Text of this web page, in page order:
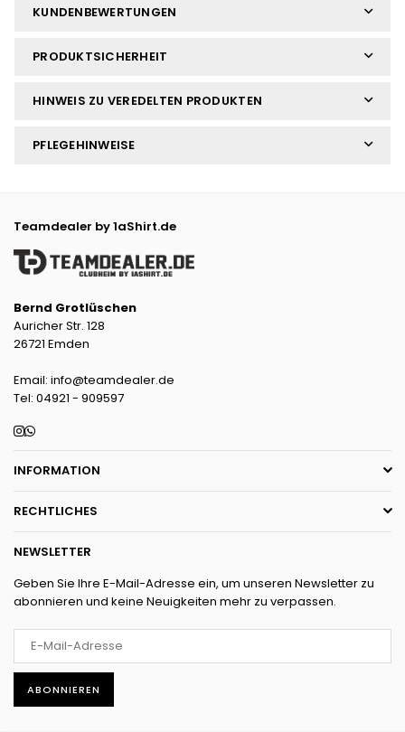
KUNDENBEWERTUNGEN
PRODUKTSICHERHEIT
HINWEIS ZU VEREDELTEN PRODUKTEN
PFLEGEHINWEISE
Teamdealer by 1aShirt.de
Bernd Grotlüschen
Auricher Str. 128
26721 Emden
Email: info@teamdealer.de
Tel: 04921 - 909597
Instagram
Whatsapp
INFORMATION
RECHTLICHES
NEWSLETTER
Geben Sie Ihre E-Mail-Adresse ein, um unseren Newsletter zu
abonnieren und keine Neuigkeiten mehr zu verpassen.
ABONNIEREN